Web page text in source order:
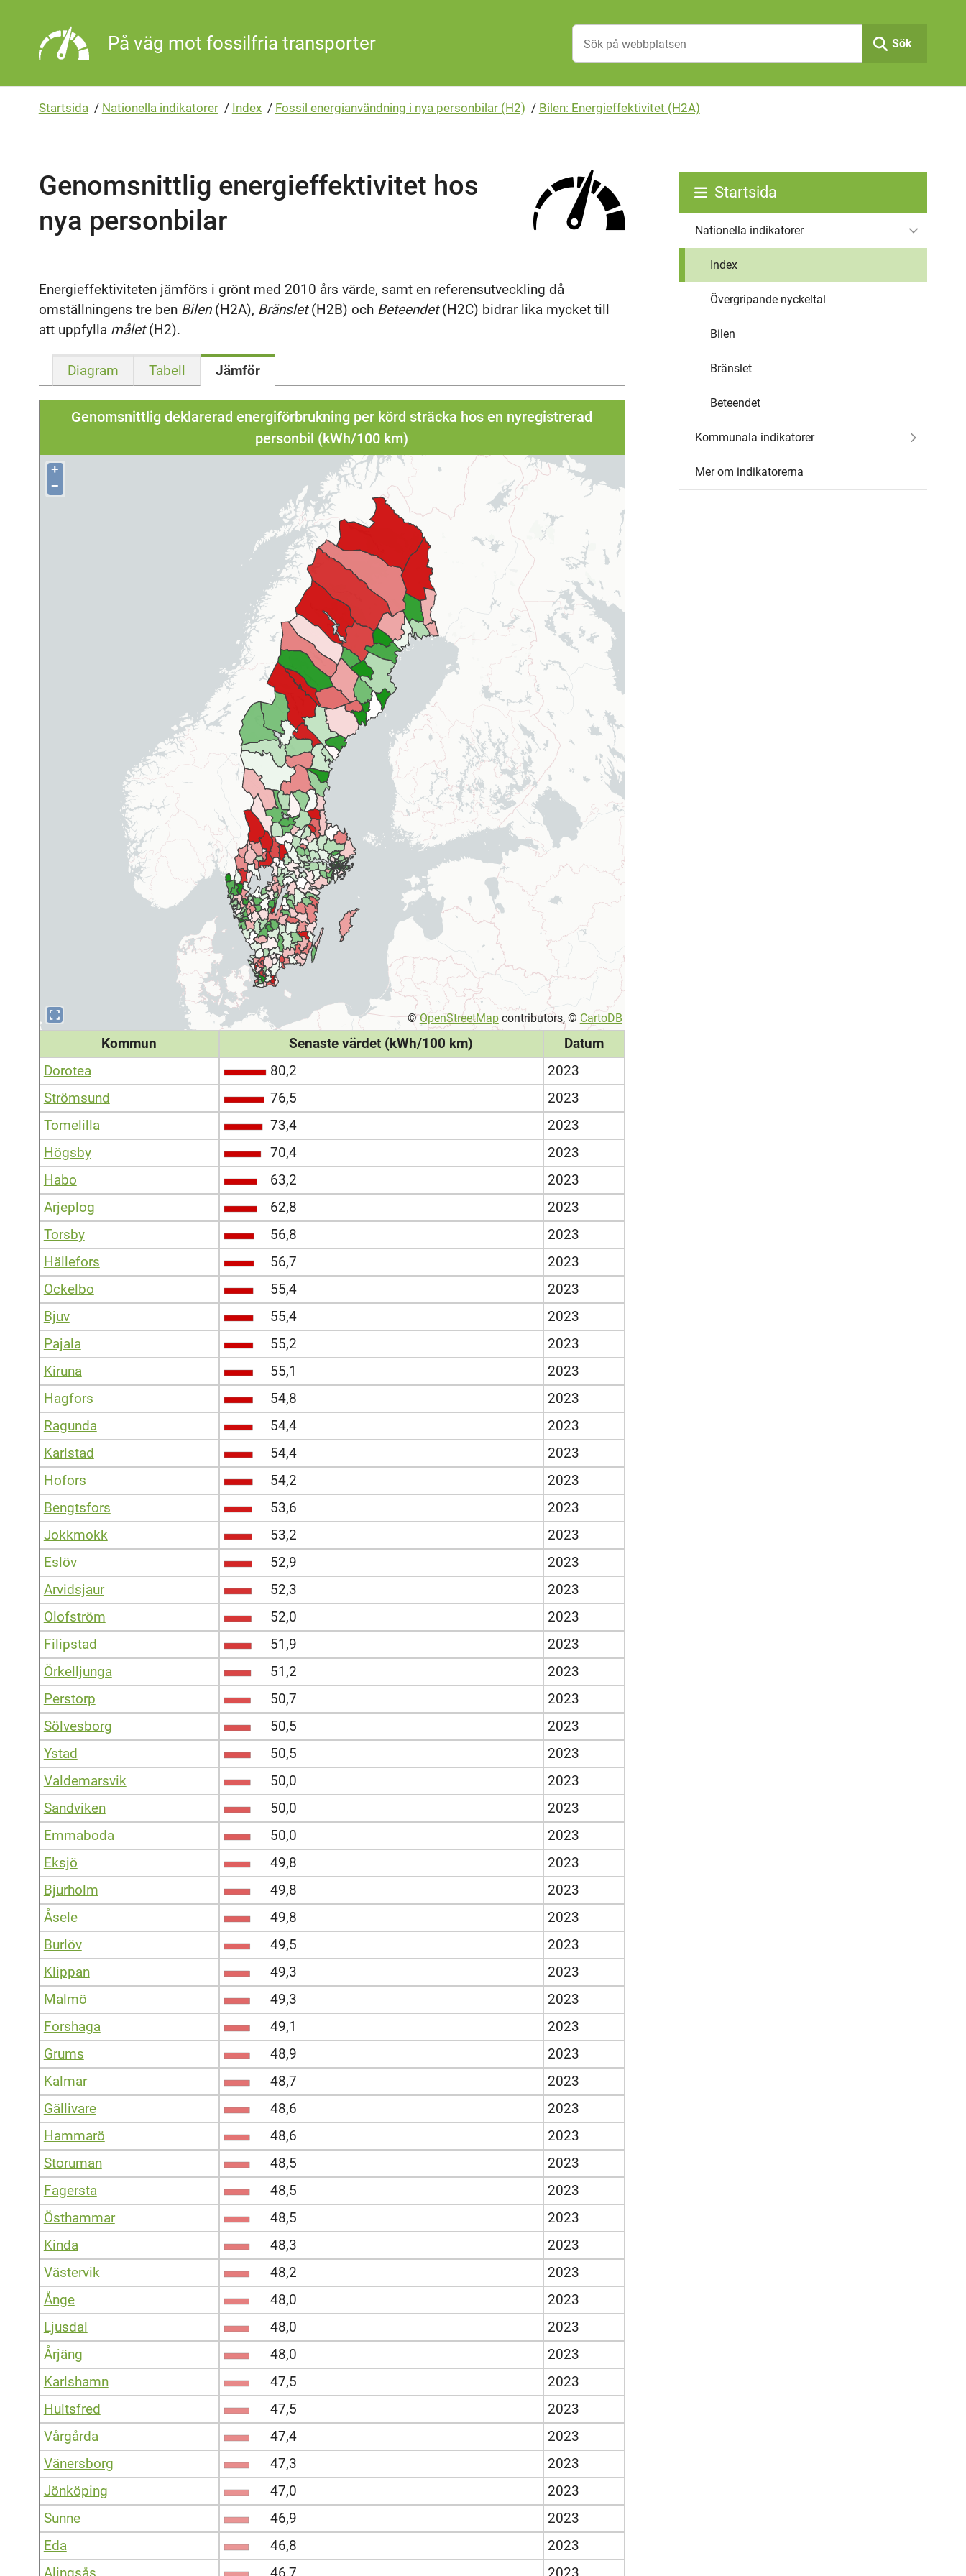
På väg mot fossilfria transporter Sök
Startsida / Nationella indikatorer / Index / Fossil energianvändning i nya personbilar (H2) / Bilen: Energieffektivitet (H2A)
Genomsnittlig energieffektivitet hos
nya personbilar
Energieffektiviteten jämförs i grönt med 2010 års värde, samt en referensutveckling då
omställningens tre ben Bilen(H2A), Bränslet(H2B) och Beteendet(H2C) bidrar lika mycket till
att uppfylla målet(H2).
Diagram Tabell Jämför
Genomsnittlig deklarerad energiförbrukning per körd sträcka hos en nyregistrerad
personbil (kWh/100 km)
+
−
©OpenStreetMapcontributors, © CartoDB
Kommun Senaste värdet (kWh/100 km)
Datum
Dorotea
80,2
2023
Strömsund
76,5
2023
Tomelilla
73,4
2023
Högsby
70,4
2023
Habo
63,2
2023
Arjeplog
62,8
2023
Torsby
56,8
2023
Hällefors
56,7
2023
Ockelbo
55,4
2023
Bjuv
55,4
2023
Pajala
55,2
2023
Kiruna
55,1
2023
Hagfors
54,8
2023
Ragunda
54,4
2023
Karlstad
54,4
2023
Hofors
54,2
2023
Bengtsfors
53,6
2023
Jokkmokk
53,2
2023
Eslöv
52,9
2023
Arvidsjaur
52,3
2023
Olofström
52,0
2023
Filipstad
51,9
2023
Örkelljunga
51,2
2023
Perstorp
50,7
2023
Sölvesborg
50,5
2023
Ystad
50,5
2023
Valdemarsvik
50,0
2023
Sandviken
50,0
2023
Emmaboda
50,0
2023
Eksjö
49,8
2023
Bjurholm
49,8
2023
Åsele
49,8
2023
Burlöv
49,5
2023
Klippan
49,3
2023
Malmö
49,3
2023
Forshaga
49,1
2023
Grums
48,9
2023
Kalmar
48,7
2023
Gällivare
48,6
2023
Hammarö
48,6
2023
Storuman
48,5
2023
Fagersta
48,5
2023
Östhammar
48,5
2023
Kinda
48,3
2023
Västervik
48,2
2023
Ånge
48,0
2023
Ljusdal
48,0
2023
Årjäng
48,0
2023
Karlshamn
47,5
2023
Hultsfred
47,5
2023
Vårgårda
47,4
2023
Vänersborg
47,3
2023
Jönköping
47,0
2023
Sunne
46,9
2023
Eda
46,8
2023
Alingsås
46,7 2023
Startsida
Nationella indikatorer
Index
Övergripande nyckeltal
Bilen
Bränslet
Beteendet
Kommunala indikatorer
Mer om indikatorerna